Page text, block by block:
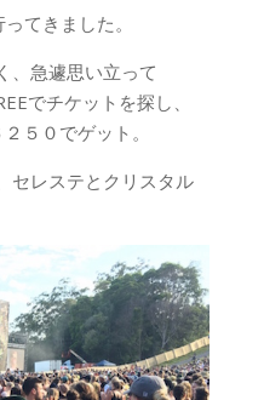
てきました。
、急遽思い立って
でチケットを探し、
５０でゲット。
セレステとクリスタル